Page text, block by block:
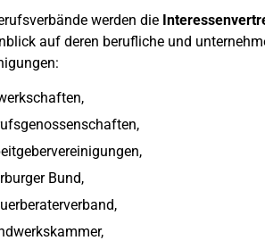
werden die
auf deren berufliche und
Bund,